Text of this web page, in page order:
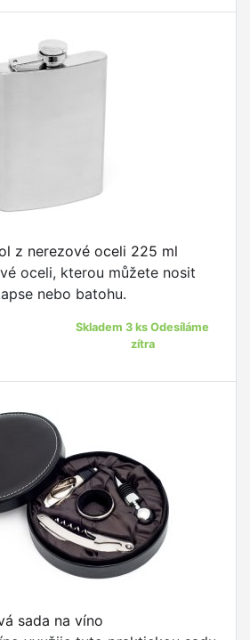
z nerezové oceli 225 ml
oceli, kterou můžete nosit
nebo batohu.
Skladem 3 ks Odesíláme
zítra
sada na víno